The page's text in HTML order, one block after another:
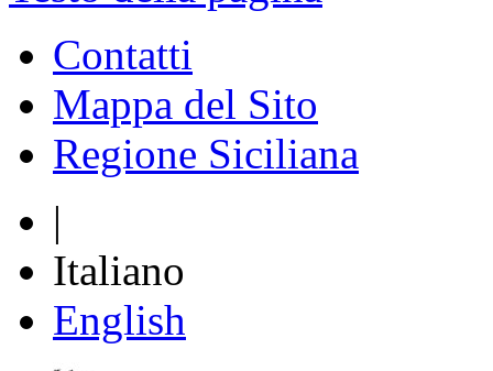
Contatti
Mappa del Sito
Regione Siciliana
|
Italiano
English